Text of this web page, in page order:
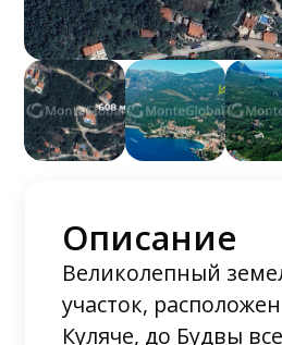
Описание
Великолепный
участок,
Куляче, до Будвы